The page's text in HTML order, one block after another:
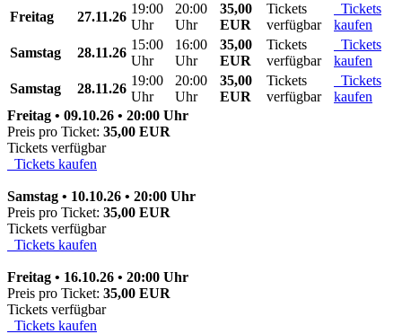
Freitag
27.11.26
19:00
Uhr
20:00
Uhr
35,00
EUR
Tickets
verfügbar
Tickets
kaufen
Samstag
28.11.26
15:00
Uhr
16:00
Uhr
35,00
EUR
Tickets
verfügbar
Tickets
kaufen
Samstag
28.11.26
19:00
Uhr
20:00
Uhr
35,00
EUR
Tickets
verfügbar
Tickets
kaufen
Freitag • 09.10.26 • 20:00 Uhr
Preis pro Ticket: 35,00 EUR
Tickets verfügbar
Tickets kaufen
Samstag • 10.10.26 • 20:00 Uhr
Preis pro Ticket: 35,00 EUR
Tickets verfügbar
Tickets kaufen
Freitag • 16.10.26 • 20:00 Uhr
Preis pro Ticket: 35,00 EUR
Tickets verfügbar
Tickets kaufen